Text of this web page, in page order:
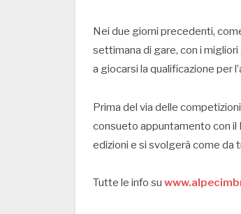
Nei due giorni precedenti,
settimana di gare, con i
a giocarsi la qualificazione per
Prima del via delle
consueto appuntamento con il
edizioni e si svolgerà come da
Tutte le info su